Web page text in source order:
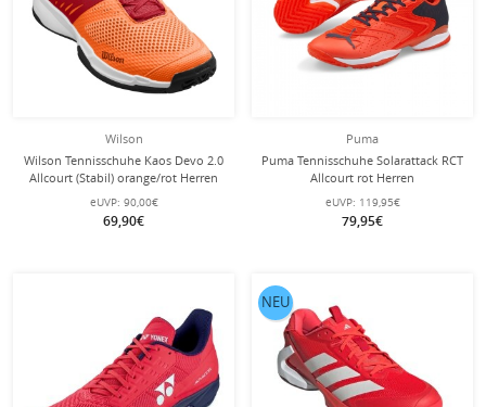
Wilson
Wilson Tennisschuhe Kaos Devo 2.0
Allcourt (Stabil) orange/rot Herren
eUVP: 90,00€
69,90€
Puma
Puma Tennisschuhe Solarattack RCT
Allcourt rot Herren
eUVP: 119,95€
79,95€
NEU